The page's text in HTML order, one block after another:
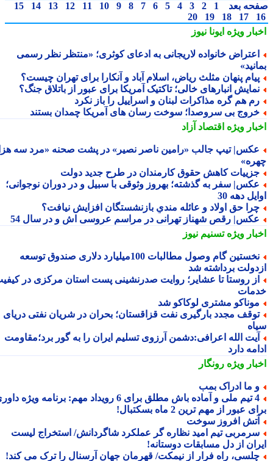
بعد 1
2
3
4
5
6
7
8
9
10
11
12
13
14
15
17
18
19
20
ویژهایونا نیوز
خانواده لاریجانی به ادعای کوثری؛ «منتظر نظر رسمی
پنهان مثلث ریاض، اسلام آباد و آنکارا برای تهران چیست؟
انبارهای خالی؛ تاکتیک آمریکا برای عبور از باتلاق جنگ؟
هم گره مذاکرات لبنان و اسراییل را باز نکرد
بی سروصدا؛ سوخت رسان های آمریکا چمدان بستند
ویژهاقتصاد آزاد
تیپ جالب «رامین ناصر نصیر» در پشت صحنه «مرد سه هزار
کاهش حقوق کارمندان در طرح جدید دولت
سفر به گذشته؛ بهروز وثوقی با سبیل و در دوران نوجوانی؛
دهه 30
حق اولاد و عائله مندیِ بازنشستگان افزایش نیافت؟
رقص شهناز تهرانی در مراسم عروسی اش و در سال 54
ویژهتسنیم نیوز
نخستین گام وصول مطالبات 100میلیارد دلاری صندوق توسعه
برداشته شد
روستا تا عشایر؛ روایت صدرنشینی پست استان مرکزی در کیفیت
مشتری لوکاکو شد
مجدد بارگیری نفت قزاقستان؛ بحران در شریان نفتی دریای
الله اعرافی:دشمن آرزوی تسلیم ایران را به گور برد؛مقاومت
دارد
ویژهرونگار
ما ادراک بمب
4 تیم ملی و آماده باش مطلق برای 6 رویداد مهم: برنامه ویژه داوری
عبور از مهم ترین 2 ماه بسکتبال!
افروز سوخت
تیم امید نظاره گر عملکرد شاگردانش/ استخراج لیست
از دل مسابقات دوستانه!
راه فرار از نیمکت/ قهرمان جهان آرسنال را ترک می کند!